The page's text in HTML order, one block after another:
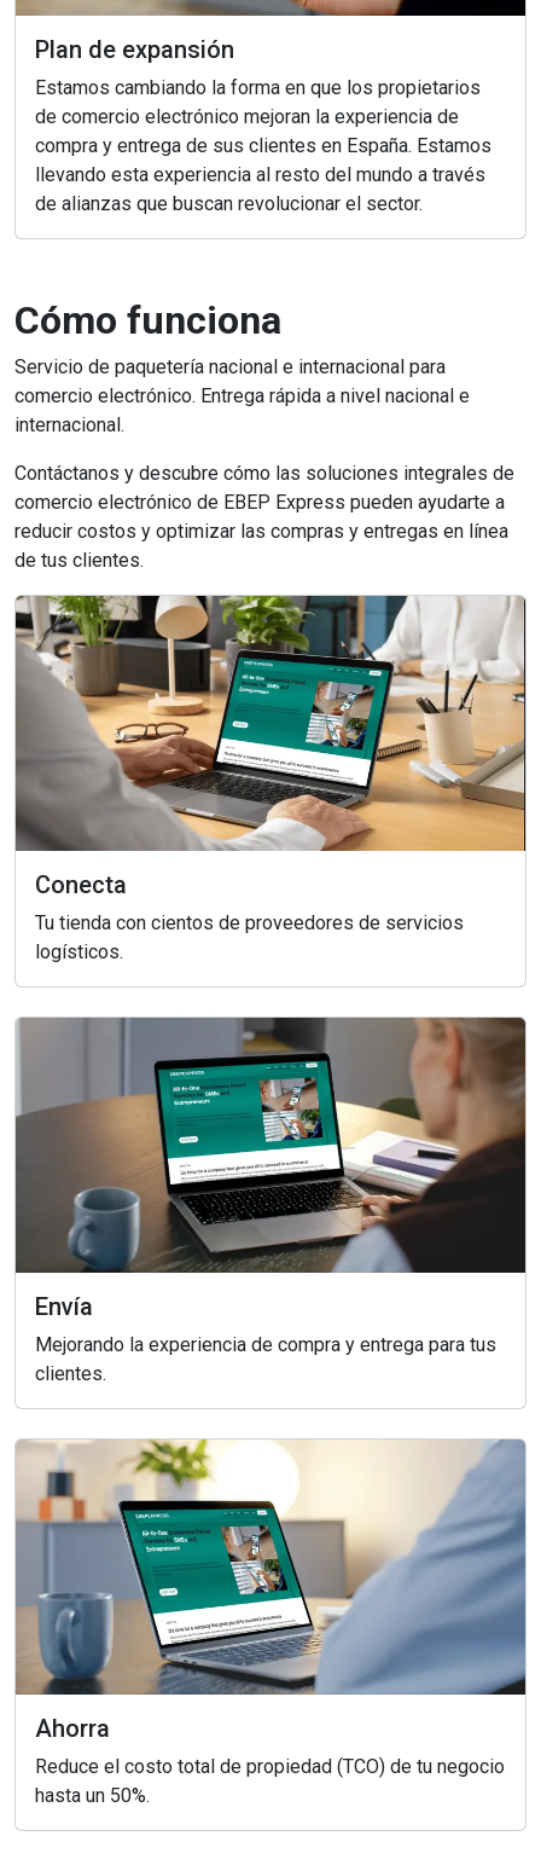
Plan de expansión
Estamos cambiando la forma en que los propietarios
de comercio electrónico mejoran la experiencia de
compra y entrega de sus clientes en España. Estamos
llevando esta experiencia al resto del mundo a través
de alianzas que buscan revolucionar el sector.
Cómo funciona
Servicio de paquetería nacional e internacional para
comercio electrónico. Entrega rápida a nivel nacional e
internacional.
Contáctanos y descubre cómo las soluciones integrales de
comercio electrónico de EBEP Express pueden ayudarte a
reducir costos y optimizar las compras y entregas en línea
de tus clientes.
Conecta
Tu tienda con cientos de proveedores de servicios
logísticos.
Envía
Mejorando la experiencia de compra y entrega para tus
clientes.
Ahorra
Reduce el costo total de propiedad (TCO) de tu negocio
hasta un 50%.